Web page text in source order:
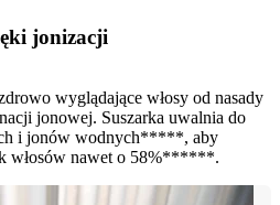
jonizacji
wyglądające włosy od nasady
jonowej. Suszarka uwalnia do
i jonów wodnych*****, aby
włosów nawet o 58%******.